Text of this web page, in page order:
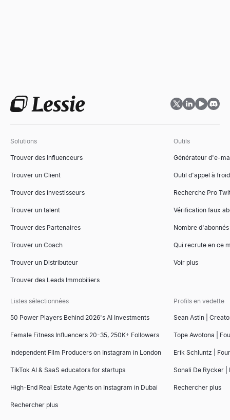
Solutions
Trouver des Influenceurs
Trouver un Client
Trouver des investisseurs
Trouver un talent
Trouver des Partenaires
Trouver un Coach
Trouver un Distributeur
Trouver des Leads Immobiliers
Outils
Générateur d'e-
Outil d'appel à
Recherche Pro
Vérification faux
Nombre d'abonnés
Qui recrute en ce
Voir plus
Listes sélectionnées
50 Power Players Behind 2026's AI Investments
Female Fitness Influencers 20-35, 250K+ Followers
Independent Film Producers on Instagram in London
TikTok AI & SaaS educators for startups
High-End Real Estate Agents on Instagram in Dubai
Rechercher plus
Profils en vedette
Sean Astin |
Tope Awotona |
Erik Schluntz |
Sonali De Rycker |
Rechercher plus